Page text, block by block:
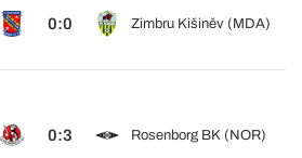
0:0 Zimbru Kišiněv (MDA)
0:3 Rosenborg BK (NOR)